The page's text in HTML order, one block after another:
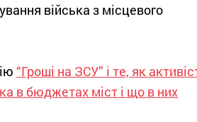
війська з місцевого
“Гроші на ЗСУ” і те, як
в бюджетах міст і що в них